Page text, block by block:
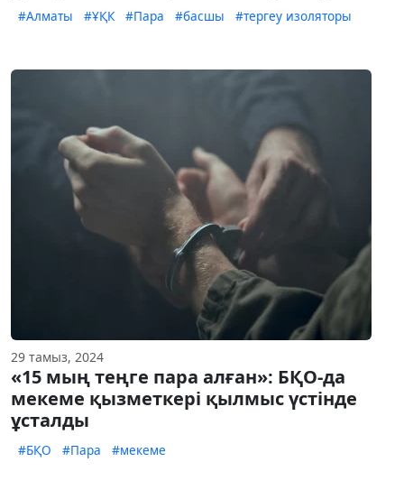
#Алматы #ҰҚК #Пара #басшы #тергеу изоляторы
29 тамыз, 2024
«15 мың теңге пара алған»: БҚО-да
мекеме қызметкері қылмыс үстінде
ұсталды
#БҚО #Пара #мекеме